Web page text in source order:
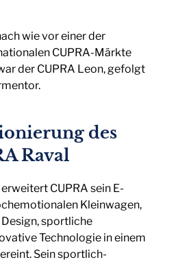
wie vor einer der
CUPRA-Märkte
der CUPRA Leon, gefolgt
des
Raval
CUPRA sein E-
Kleinwagen,
sportliche
Technologie in einem
Sein sportlich-